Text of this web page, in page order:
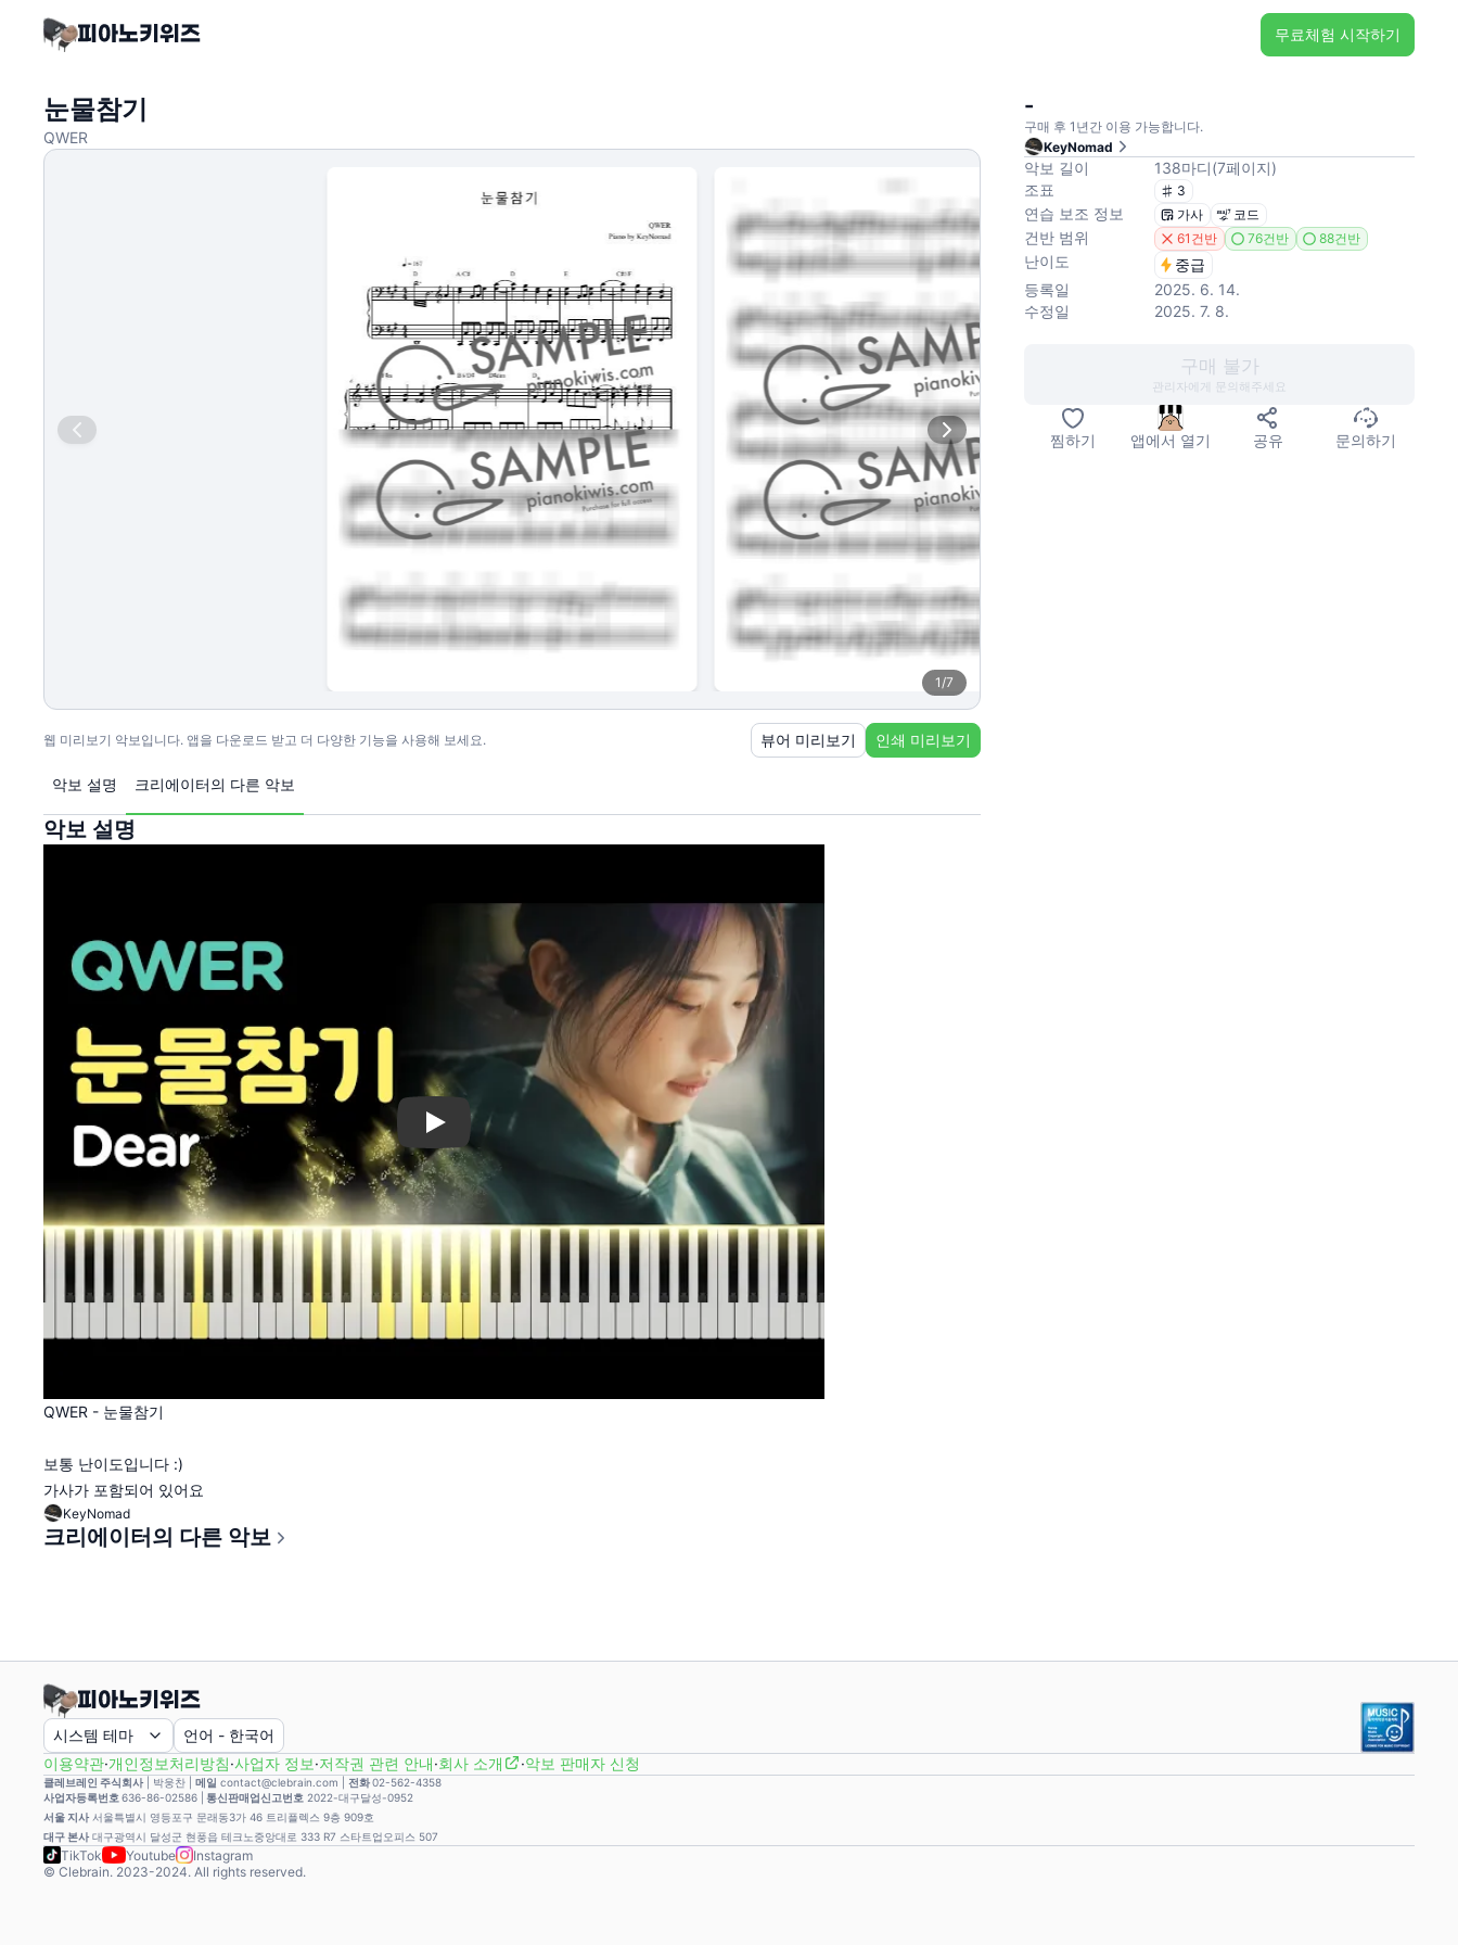
무료체험 시작하기
눈물참기
QWER
1/7
웹 미리보기 악보입니다. 앱을 다운로드 받고 더 다양한 기능을 사용해 보세요. 뷰어 미리보기 인쇄 미리보기
악보 설명 크리에이터의 다른 악보
악보 설명
Play
QWER - 눈물참기
보통 난이도입니다 :)
가사가 포함되어 있어요
KeyNomad
크리에이터의 다른 악보
-
구매 후 1년간 이용 가능합니다.
KeyNomad
악보 길이 138마디(7페이지)
조표
3
연습 보조 정보 가사 코드
건반 범위 61건반 76건반 88건반
난이도
중급
등록일
2025. 6. 14.
수정일
2025. 7. 8.
구매 불가
관리자에게 문의해주세요
찜하기 앱에서 열기 공유 문의하기
시스템 테마 언어 - 한국어
이용약관·개인정보처리방침·사업자 정보·저작권 관련 안내·회사 소개 ·악보 판매자 신청
클레브레인 주식회사| 박웅찬 메일 contact@clebrain.com | 전화02-562-4358
사업자등록번호 636-86-02586 | 통신판매업신고번호 2022-대구달성-0952
서울 지사 서울특별시 영등포구 문래동3가 46 트리플렉스 9층 909호
대구 본사 대구광역시 달성군 현풍읍 테크노중앙대로 333 R7 스타트업오피스 507
TikTok Youtube
Instagram
© Clebrain. 2023-2024. All rights reserved.